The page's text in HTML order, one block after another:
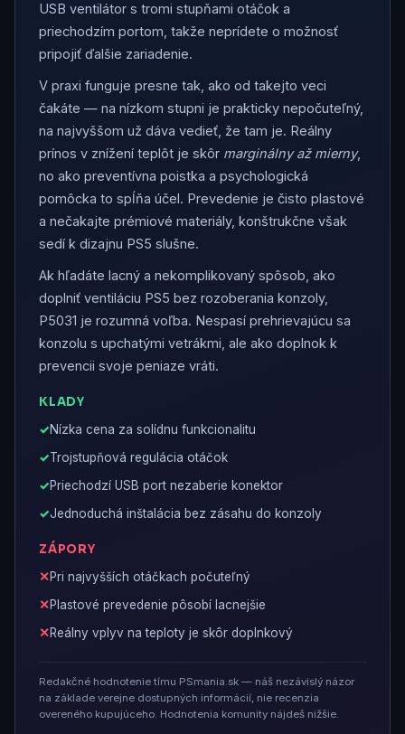
USB ventilátor s tromi stupňami otáčok a
priechodzím portom, takže neprídete o možnosť
pripojiť ďalšie zariadenie.
V praxi funguje presne tak, ako od takejto veci
čakáte — na nízkom stupni je prakticky nepočuteľný,
na najvyššom už dáva vedieť, že tam je. Reálny
prínos v znížení teplôt je skôr marginálny až mierny,
no ako preventívna poistka a psychologická
pomôcka to spĺňa účel. Prevedenie je čisto plastové
a nečakajte prémiové materiály, konštrukčne však
sedí k dizajnu PS5 slušne.
Ak hľadáte lacný a nekomplikovaný spôsob, ako
doplniť ventiláciu PS5 bez rozoberania konzoly,
P5031 je rozumná voľba. Nespasí prehrievajúcu sa
konzolu s upchatými vetrákmi, ale ako doplnok k
prevencii svoje peniaze vráti.
KLADY
Nízka cena za solídnu funkcionalitu
Trojstupňová regulácia otáčok
Priechodzí USB port nezaberie konektor
Jednoduchá inštalácia bez zásahu do konzoly
ZÁPORY
Pri najvyšších otáčkach počuteľný
Plastové prevedenie pôsobí lacnejšie
Reálny vplyv na teploty je skôr doplnkový
Redakčné hodnotenie tímu PSmania.sk — náš nezávislý názor
na základe verejne dostupných informácií, nie recenzia
overeného kupujúceho. Hodnotenia komunity nájdeš nižšie.